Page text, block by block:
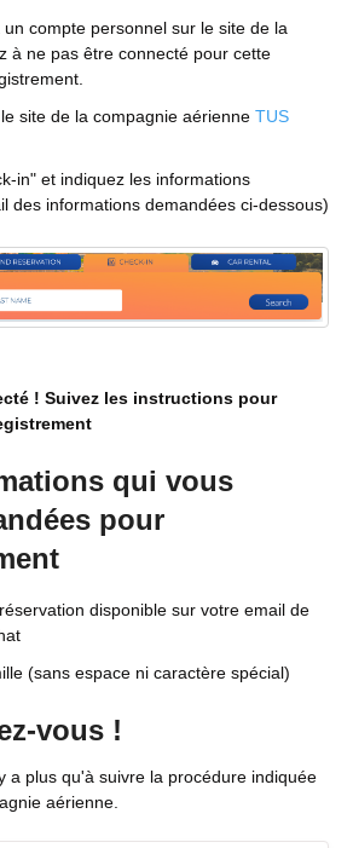
compte personnel sur le site de la
à ne pas être connecté pour cette
site de la compagnie aérienne TUS
in" et indiquez les informations
des informations demandées ci-dessous)
! Suivez les instructions pour
qui vous
pour
disponible sur votre email de
(sans espace ni caractère spécial)
vous !
a plus qu'à suivre la procédure indiquée
aérienne.